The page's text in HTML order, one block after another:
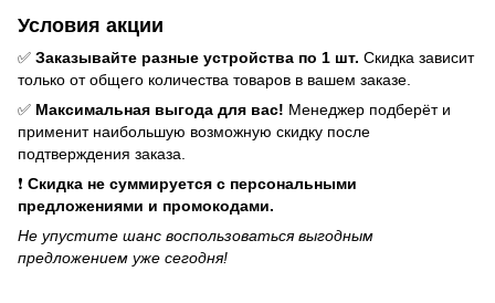
Условия акции
✅ Заказывайте разные устройства по 1 шт. Скидка зависит
только от общего количества товаров в вашем заказе.
✅ Максимальная выгода для вас! Менеджер подберёт и
применит наибольшую возможную скидку после
подтверждения заказа.
❗ Скидка не суммируется с персональными
предложениями и промокодами.
Не упустите шанс воспользоваться выгодным
предложением уже сегодня!